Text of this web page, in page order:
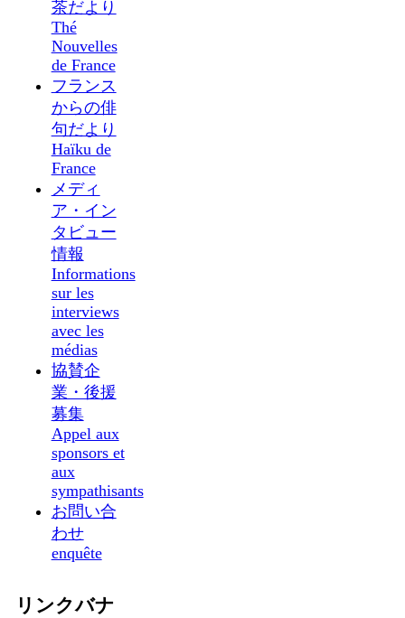
茶だより
Thé
Nouvelles
de France
フランス
からの俳
句だより
Haïku de
France
メディ
ア・イン
タビュー
情報
Informations
sur les
interviews
avec les
médias
協賛企
業・後援
募集
Appel aux
sponsors et
aux
sympathisants
お問い合
わせ
enquête
リンクバナ